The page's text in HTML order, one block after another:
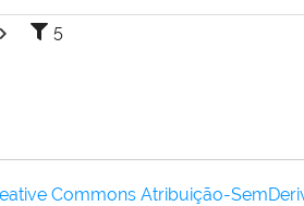
5
Commons Atribuição-